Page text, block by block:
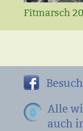
Fitmarsch
Alle
auch